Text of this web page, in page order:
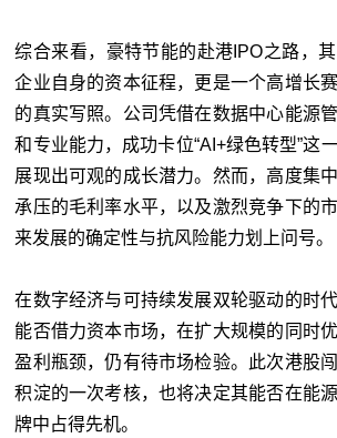
综合来看，豪特节能的赴港IPO之路，
企业自身的资本征程，更是一个高增长
的真实写照。公司凭借在数据中心能源
和专业能力，成功卡位“AI+绿色转型”这
展现出可观的成长潜力。然而，高度集
承压的毛利率水平，以及激烈竞争下的
来发展的确定性与抗风险能力划上问号。
在数字经济与可持续发展双轮驱动的时
能否借力资本市场，在扩大规模的同时
盈利瓶颈，仍有待市场检验。此次港股
积淀的一次考核，也将决定其能否在能
牌中占得先机。